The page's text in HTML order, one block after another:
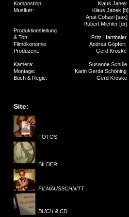
Kompostion: Klaus Janek
Musiker: Klaus Janek [b]
Anat Cohavi [sax]
Robert Michler [dr]
Produktionsleitung
& Ton: Fritz Hartthaler
Filmökonomie: Andrea Göpfert
Produzent: Gerd Kroske
Kamera: Susanne Schüle
Montage: Karin Gerda Schöning
Buch & Regie: Gerd Kroske
Site:
FOTOS
BILDER
FILMAUSSCHNITT
BUCH & CD